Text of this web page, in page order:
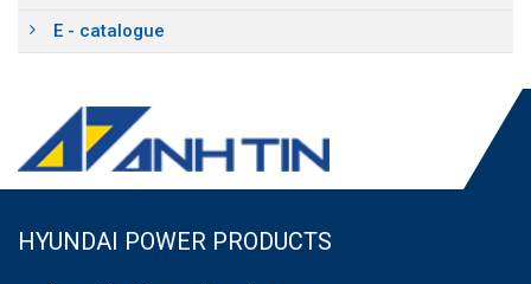
E - catalogue
HYUNDAI POWER PRODUCTS